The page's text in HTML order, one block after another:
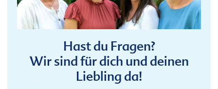
Hast du Fragen?
Wir sind für dich und deinen
Liebling da!